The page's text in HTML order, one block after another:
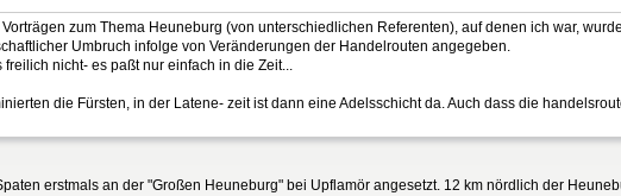
zum Thema Heuneburg (von unterschiedlichen Referenten), auf denen ich war,
Umbruch infolge von Veränderungen der Handelrouten angegeben.
freilich nicht- es paßt nur einfach in die Zeit...
die Fürsten, in der Latene- zeit ist dann eine Adelsschicht da. Auch dass die
erstmals an der "Großen Heuneburg" bei Upflamör angesetzt. 12 km nördlich der